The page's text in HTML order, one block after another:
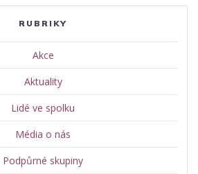
RUBRIKY
Akce
Aktuality
Lidé ve spolku
Média o nás
Podpůrné skupiny